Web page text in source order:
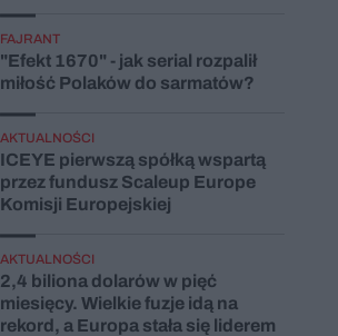
FAJRANT
"Efekt 1670" - jak serial rozpalił
miłość Polaków do sarmatów?
AKTUALNOŚCI
ICEYE pierwszą spółką wspartą
przez fundusz Scaleup Europe
Komisji Europejskiej
AKTUALNOŚCI
2,4 biliona dolarów w pięć
miesięcy. Wielkie fuzje idą na
rekord, a Europa stała się liderem